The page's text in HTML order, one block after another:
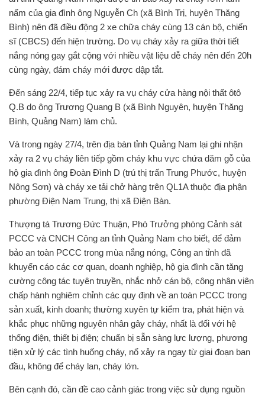
nấm của gia đình ông Nguyễn Ch (xã Bình Trị, huyện Thăng
Bình) nên đã điều động 2 xe chữa cháy cùng 13 cán bộ, chiến
sĩ (CBCS) đến hiện trường. Do vụ cháy xảy ra giữa thời tiết
nắng nóng gay gắt cộng với nhiều vật liệu dễ cháy nên đến 20h
cùng ngày, đám cháy mới được dập tắt.
Đến sáng 22/4, tiếp tục xảy ra vụ cháy cửa hàng nội thất ôtô
Q.B do ông Trương Quang B (xã Bình Nguyên, huyện Thăng
Bình, Quảng Nam) làm chủ.
Và trong ngày 27/4, trên địa bàn tỉnh Quảng Nam lại ghi nhận
xảy ra 2 vụ cháy liên tiếp gồm cháy khu vực chứa dăm gỗ của
hộ gia đình ông Đoàn Đình D (trú thị trấn Trung Phước, huyện
Nông Sơn) và cháy xe tải chở hàng trên QL1A thuộc địa phận
phường Điện Nam Trung, thị xã Điện Bàn.
Thượng tá Trương Đức Thuận, Phó Trưởng phòng Cảnh sát
PCCC và CNCH Công an tỉnh Quảng Nam cho biết, để đảm
bảo an toàn PCCC trong mùa nắng nóng, Công an tỉnh đã
khuyến cáo các cơ quan, doanh nghiệp, hộ gia đình cần tăng
cường công tác tuyên truyền, nhắc nhở cán bộ, công nhân viên
chấp hành nghiêm chỉnh các quy định về an toàn PCCC trong
sản xuất, kinh doanh; thường xuyên tự kiểm tra, phát hiện và
khắc phục những nguyên nhân gây cháy, nhất là đối với hệ
thống điện, thiết bị điện; chuẩn bị sẵn sàng lực lượng, phương
tiện xử lý các tình huống cháy, nổ xảy ra ngay từ giai đoạn ban
đầu, không để cháy lan, cháy lớn.
Bên cạnh đó, cần đề cao cảnh giác trong việc sử dụng nguồn